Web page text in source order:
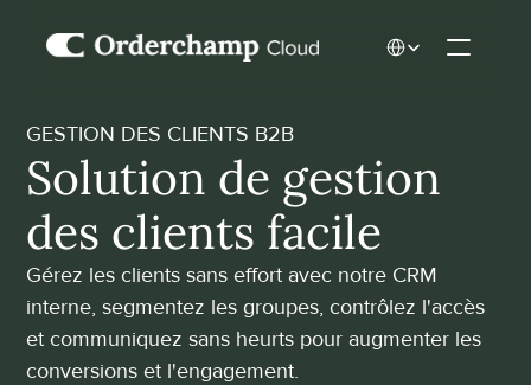
GESTION DES CLIENTS B2B
Solution de gestion
des clients facile
Gérez les clients sans effort avec notre CRM
interne, segmentez les groupes, contrôlez l'accès
et communiquez sans heurts pour augmenter les
conversions et l'engagement.